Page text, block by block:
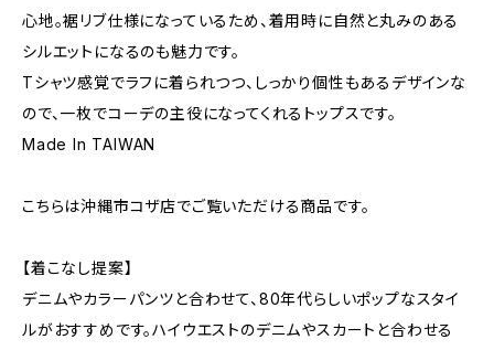
心地。裾リブ仕様になっているため、着用時に自然と丸みのある
シルエットになるのも魅力です。
Tシャツ感覚でラフに着られつつ、しっかり個性もあるデザインな
ので、一枚でコーデの主役になってくれるトップスです。
Made In TAIWAN
こちらは沖縄市コザ店でご覧いただける商品です。
【着こなし提案】
デニムやカラーパンツと合わせて、80年代らしいポップなスタイ
ルがおすすめです。ハイウエストのデニムやスカートと合わせる